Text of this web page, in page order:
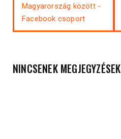
Magyarország között -
Facebook csoport
NINCSENEK MEGJEGYZÉSEK